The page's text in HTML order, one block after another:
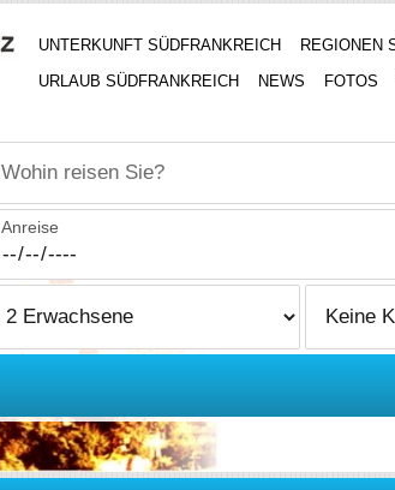
UNTERKUNFT SÜDFRANKREICH REGIONEN
URLAUB SÜDFRANKREICH
NEWS FOTOS
Wohin reisen Sie?
Anreise